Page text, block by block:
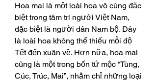
Hoa mai là một loài hoa vô cùng đặc
biệt trong tâm trí người Việt Nam,
đặc biệt là người dân Nam bộ. Đây
là loài hoa không thể thiếu mỗi độ
Tết đến xuân về. Hơn nữa, hoa mai
cũng là một trong bốn tứ mộc “Tùng,
Cúc, Trúc, Mai”, nhằm chỉ những loại